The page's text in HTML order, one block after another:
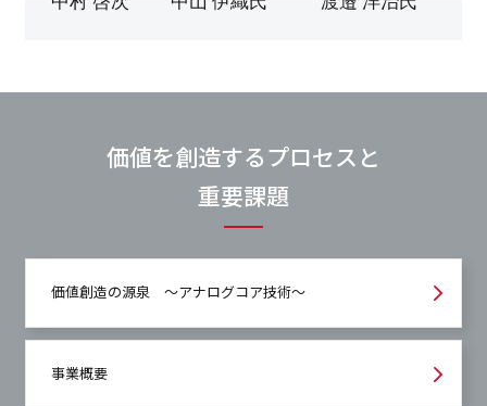
価値を創造するプロセスと
重要課題
価値創造の源泉 ～アナログコア技術～
事業概要